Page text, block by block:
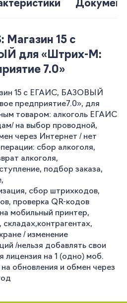
Магазин 15 с
для «Штрих-М:
7.0»
15 с ЕГАИС, БАЗОВЫЙ
предприятие7.0», для
товаром: алкоголь ЕГАИС
на выбор проводной,
через Интернет / нет
сбор алкоголя,
алкоголя,
подбор заказа,
сбор штрихкодов,
проверка QR-кодов
мобильный принтер,
/ изменение
/нельзя добавлять свои
лицензия на 1 (одно) моб.
обновления и обмен через